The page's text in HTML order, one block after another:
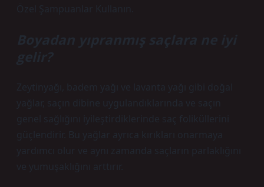
Özel Şampuanlar Kullanın.
Boyadan yıpranmış saçlara ne iyi
gelir?
Zeytinyağı, badem yağı ve lavanta yağı gibi doğal
yağlar, saçın dibine uygulandıklarında ve saçın
genel sağlığını iyileştirdiklerinde saç foliküllerini
güçlendirir. Bu yağlar ayrıca kırıkları onarmaya
yardımcı olur ve aynı zamanda saçların parlaklığını
ve yumuşaklığını arttırır.